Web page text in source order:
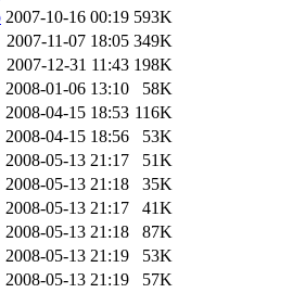
2007-10-16 00:19 593K
2007-11-07 18:05 349K
2007-12-31 11:43 198K
2008-01-06 13:10
58K
2008-04-15 18:53 116K
2008-04-15 18:56
53K
2008-05-13 21:17
51K
2008-05-13 21:18
35K
2008-05-13 21:17
41K
2008-05-13 21:18
87K
2008-05-13 21:19
53K
2008-05-13 21:19 57K